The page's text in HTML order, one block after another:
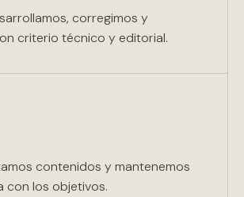
corregimos y
criterio técnico y editorial.
contenidos y mantenemos
con los objetivos.